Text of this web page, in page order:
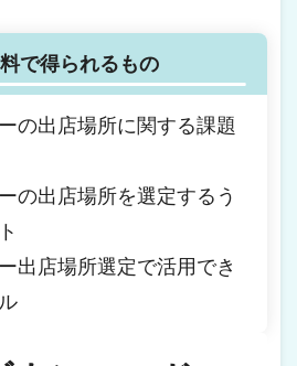
で得られるもの
の出店場所に関する課題
の出店場所を選定するう
出店場所選定で活用でき